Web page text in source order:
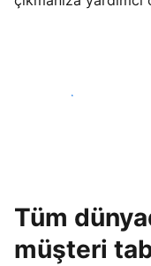
Hemen başla
Tüm
müşteri